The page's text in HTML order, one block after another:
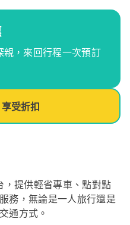
，來回行程一次預訂
受折扣
提供輕省專車、點對點
務，無論是一人旅行還是
通方式。